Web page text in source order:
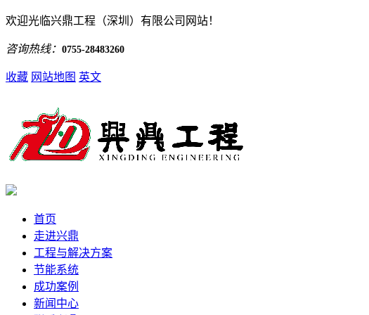
欢迎光临兴鼎工程（深圳）有限公司网站！
咨询热线： 0755-28483260
收藏 网站地图 英文
首页
走进兴鼎
工程与解决方案
节能系统
成功案例
新闻中心